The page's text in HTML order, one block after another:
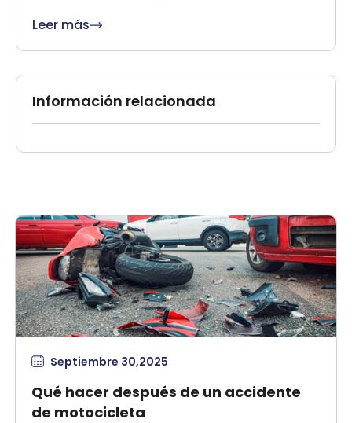
Leer más
Información relacionada
Septiembre 30,2025
Qué hacer después de un accidente
de motocicleta